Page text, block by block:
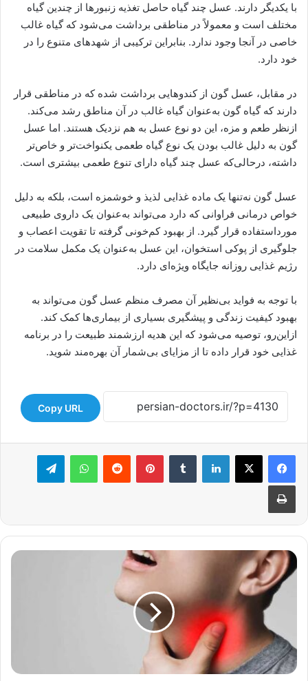
با یکدیگر دارند. عسل چند گیاه حاصل تغذیه زنبورها از چندین گیاه
مختلف است و معمولاً در مناطقی برداشت می‌شود که گیاه غالب
خاصی در آنجا وجود ندارد. بنابراین ترکیبی از شهدهای متنوع را در
خود دارد.
در مقابل، عسل گون از کندوهایی برداشت شده که در مناطقی قرار
دارند که گیاه گون به‌عنوان گیاه غالب در آن مناطق رشد می‌کند.
ازنظر طعم و مزه، این دو نوع عسل به هم نزدیک هستند. اما عسل
گون به دلیل غالب بودن یک نوع گیاه طعمی یکنواخت‌تر و خاص‌تر
داشته، درحالی‌که عسل چند گیاه دارای تنوع طعمی بیشتری است.
عسل گون نه‌تنها یک ماده غذایی لذیذ و خوشمزه است، بلکه به دلیل
خواص درمانی فراوانی که دارد می‌تواند به‌عنوان یک داروی طبیعی
مورداستفاده قرار گیرد. از بهبود کم‌خونی گرفته تا تقویت اعصاب و
جلوگیری از پوکی استخوان، این عسل به‌عنوان یک مکمل سلامت در
رژیم غذایی روزانه جایگاه ویژه‌ای دارد.
با توجه به فواید بی‌نظیر آن مصرف منظم عسل گون می‌تواند به
بهبود کیفیت زندگی و پیشگیری بسیاری از بیماری‌ها کمک کند.
ازاین‌رو، توصیه می‌شود که این هدیه ارزشمند طبیعت را در برنامه
غذایی خود قرار داده تا از مزایای بی‌شمار آن بهره‌مند شوید.
Copy URL
لینکدین ‫تامبلر ‫پین‌ترست‫رددیت واتس آپ تلگرام
چاپ
راه
های
کنترل